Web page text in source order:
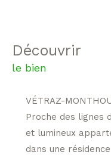
découvrir
le bien
VÉTRAZ-
Proche des lignes
et lumineux
dans une